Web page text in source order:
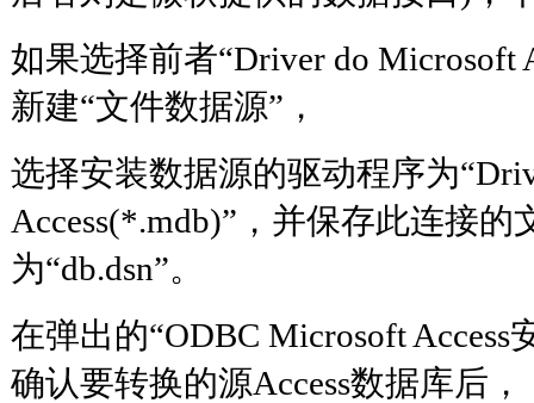
如果选择前者“Driver do Microsoft
新建“文件数据源”，
选择安装数据源的驱动程序为
Access(*.mdb)”，并保存此连接的
为“db.dsn”。
在弹出的“ODBC Microsoft Access
确认要转换的源Access数据库后，